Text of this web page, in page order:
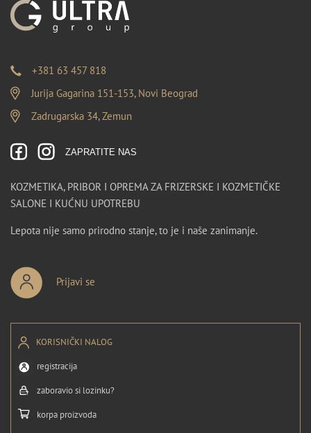
+381 63 457 818
Jurija Gagarina 151-153, Novi Beograd
Zadrugarska 34, Zemun
ZAPRATITE NAS
KOZMETIKA, PRIBOR I OPREMA ZA FRIZERSKE I KOZMETIČKE
SALONE I KUĆNU UPOTREBU
Lepota nije samo prirodno stanje, to je i naše zanimanje.
Prijavi se
KORISNIČKI NALOG
registracija
zaboravio si lozinku?
korpa proizvoda